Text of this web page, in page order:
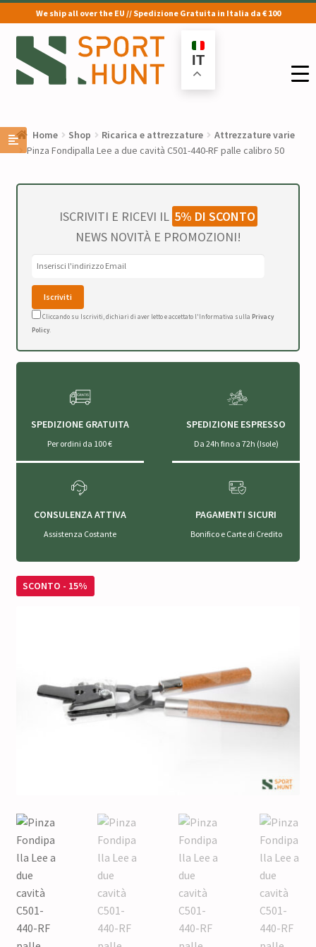
We ship all over the EU // Spedizione Gratuita in Italia da € 100
Vai
alla
navigazione
Vai
al
contenuto
IT
Home Shop Ricarica e attrezzature
Attrezzature varie
Pinza Fondipalla Lee a due cavità C501-440-RF palle calibro 50
ISCRIVITI E RICEVI IL 5% DI SCONTO
NEWS NOVITÀ E PROMOZIONI!
Cliccando su Iscriviti, dichiari di aver letto e accettato l'Informativa sulla Privacy
Policy.
SPEDIZIONE GRATUITA
Per ordini da 100 €
SPEDIZIONE ESPRESSO
Da 24h fino a 72h (Isole)
CONSULENZA ATTIVA
Assistenza Costante
PAGAMENTI SICURI
Bonifico e Carte di Credito
SCONTO - 15%